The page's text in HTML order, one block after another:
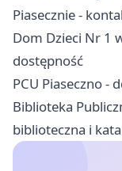
Piasecznie -
Dom Dzieci Nr 1
dostępność
PCU Piaseczno -
Biblioteka
biblioteczna i